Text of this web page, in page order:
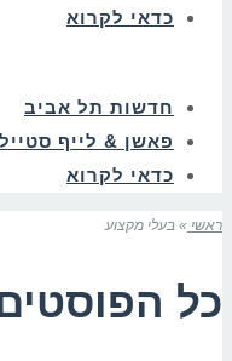
כדאי לקרוא
חדשות תל אביב
פאשן & לייף סטייל
כדאי לקרוא
ראשי » בעלי מקצוע
כל